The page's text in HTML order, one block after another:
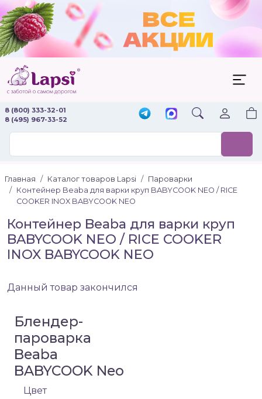
8 (800) 333-32-01
8 (495) 967-33-52
Главная Каталог товаров Lapsi
Пароварки
Контейнер Beaba для варки круп BABYCOOK NEO / RICE
COOKER INOX BABYCOOK NEO
Контейнер Beaba для варки круп
BABYCOOK NEO / RICE COOKER
INOX BABYCOOK NEO
Данный товар закончился
Блендер-
пароварка
Beaba
BABYCOOK Neo
Цвет